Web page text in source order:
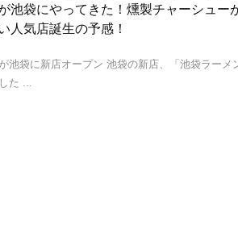
池袋にやってきた！燻製チャーシュー
人気店誕生の予感！
が池袋に新店オープン 池袋の新店、「池袋ラーメ
た ...